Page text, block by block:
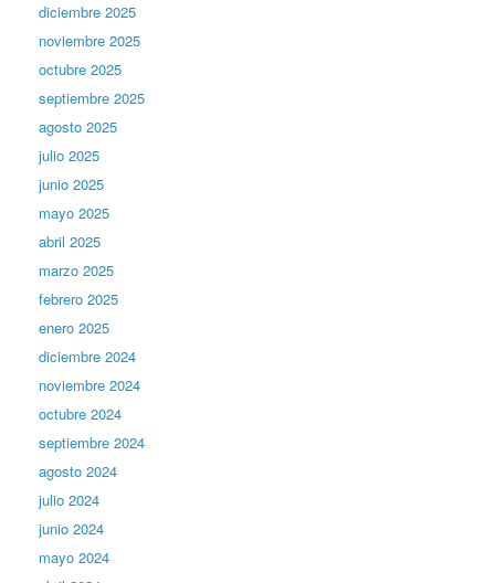
diciembre 2025
noviembre 2025
octubre 2025
septiembre 2025
agosto 2025
julio 2025
junio 2025
mayo 2025
abril 2025
marzo 2025
febrero 2025
enero 2025
diciembre 2024
noviembre 2024
octubre 2024
septiembre 2024
agosto 2024
julio 2024
junio 2024
mayo 2024